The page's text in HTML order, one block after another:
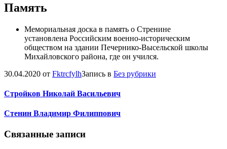
Память
Мемориальная доска в память о Стренине
установлена Российским военно-историческим
обществом на здании Печернико-Высельской школы
Михайловского района, где он учился.
30.04.2020 от FktrcfylhЗапись в Без рубрики
Навигация
по
Стройков Николай Васильевич
Стенин Владимир Филиппович
Связанные записи